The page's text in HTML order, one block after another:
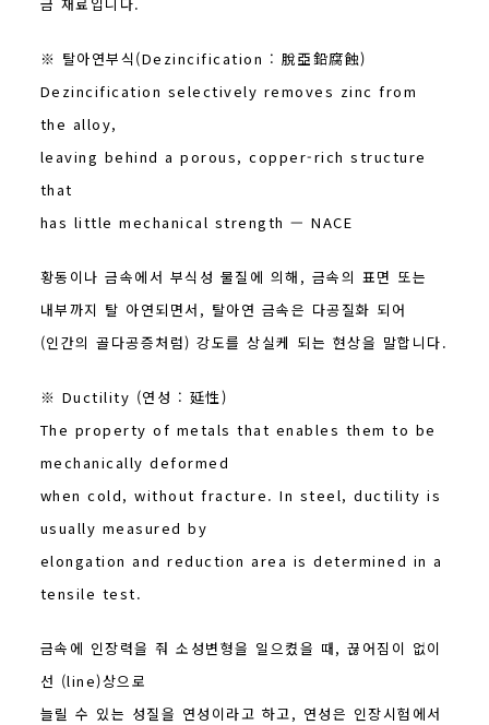
※ 탈아연부식(Dezincification : 脫亞鉛腐蝕)
Dezincification selectively removes zinc from
the alloy,
leaving behind a porous, copper-rich structure
that
has little mechanical strength — NACE
황동이나 금속에서 부식성 물질에 의해, 금속의 표면 또는
내부까지 탈 아연되면서, 탈아연 금속은 다공질화 되어
(인간의 골다공증처럼) 강도를 상실케 되는 현상을 말합니다.
※ Ductility (연성 : 延性)
The property of metals that enables them to be
mechanically deformed
when cold, without fracture. In steel, ductility is
usually measured by
elongation and reduction area is determined in a
tensile test.
금속에 인장력을 줘 소성변형을 일으켰을 때, 끊어짐이 없이
선 (line)상으로
늘릴 수 있는 성질을 연성이라고 하고, 연성은 인장시험에서